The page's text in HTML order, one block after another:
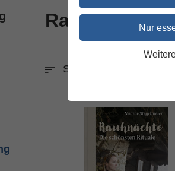
Nur
Rauhnächte
Sortieren nach: